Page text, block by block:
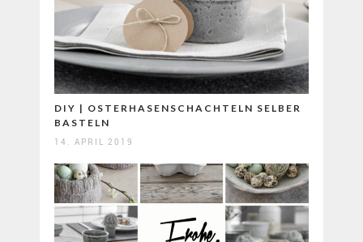
DIY | OSTERHASENSCHACHTELN SELBER
BASTELN
14. APRIL 2019